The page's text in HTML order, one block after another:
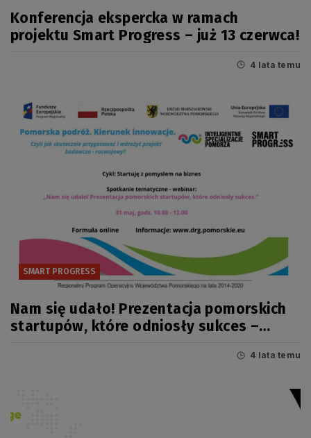
Konferencja ekspercka w ramach
projektu Smart Progress – już 13 czerwca!
4 lata temu
SMART PROGRESS
Nam się udało! Prezentacja pomorskich
startupów, które odniosły sukces –
4 lata temu